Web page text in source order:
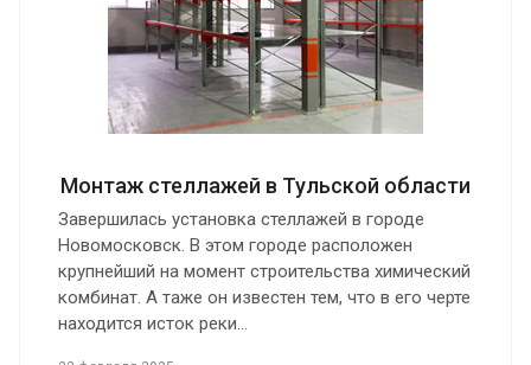
Монтаж стеллажей в Тульской области
Завершилась установка стеллажей в городе
Новомосковск. В этом городе расположен
крупнейший на момент строительства химический
комбинат. А таже он известен тем, что в его черте
находится исток реки…